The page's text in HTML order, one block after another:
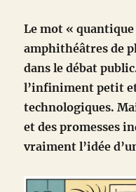
Le mot «
amphithéâtres de
dans le débat
l’infiniment petit
technologiques.
et des promesses
vraiment l’idée